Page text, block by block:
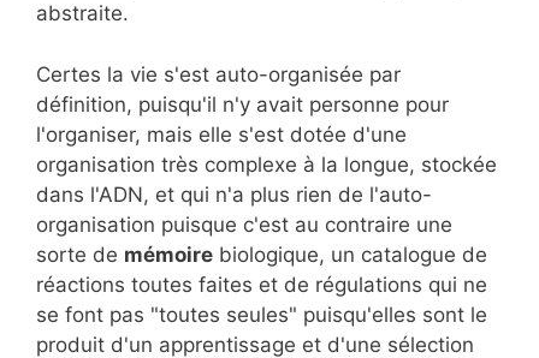
abstraite.
Certes la vie s'est auto-organisée par
définition, puisqu'il n'y avait personne pour
l'organiser, mais elle s'est dotée d'une
organisation très complexe à la longue, stockée
dans l'ADN, et qui n'a plus rien de l'auto-
organisation puisque c'est au contraire une
sorte de mémoire biologique, un catalogue de
réactions toutes faites et de régulations qui ne
se font pas "toutes seules" puisqu'elles sont le
produit d'un apprentissage et d'une sélection